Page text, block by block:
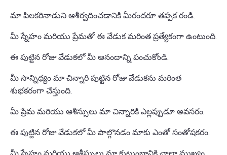
మా పిలకరినాడుని ఆశీర్వదించడానికి మీరందరూ తప్పక రండి.
మీ స్నేహం మరియు ప్రేమతో ఈ వేడుక మరింత ప్రత్యేకంగా ఉంటుంది.
ఈ పుట్టిన రోజు వేడుకలో మీ ఆనందాన్ని పంచుకోండి.
మీ సాన్నిధ్యం మా చిన్నారి పుట్టిన రోజు వేడుకను మరింత
శుభకరంగా చేస్తుంది.
మీ ప్రేమ మరియు ఆశీస్సులు మా చిన్నారికి ఎల్లప్పుడూ అవసరం.
ఈ పుట్టిన రోజు వేడుకలో మీ పాల్గొనడం మాకు ఎంతో సంతోషకరం.
మీ స్నేహం మరియు ఆశీస్సులు మా కుటుంబానికి చాలా ముఖ్యం.